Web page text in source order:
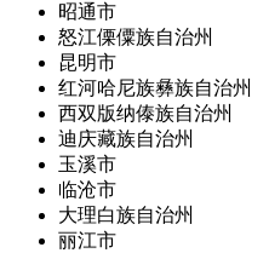
昭通市
怒江傈僳族自治州
昆明市
红河哈尼族彝族自治州
西双版纳傣族自治州
迪庆藏族自治州
玉溪市
临沧市
大理白族自治州
丽江市